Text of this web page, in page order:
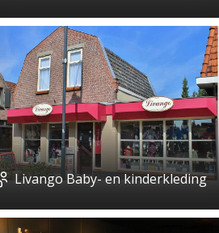
Livango Baby- en kinderkleding